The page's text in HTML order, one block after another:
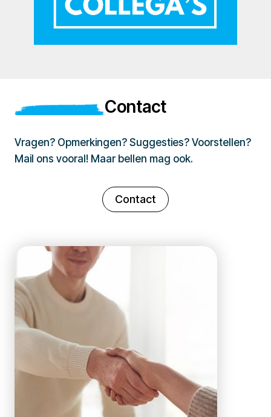
Contact
Vragen? Opmerkingen? Suggesties? Voorstellen?
Mail ons vooral! Maar bellen mag ook.
Contact